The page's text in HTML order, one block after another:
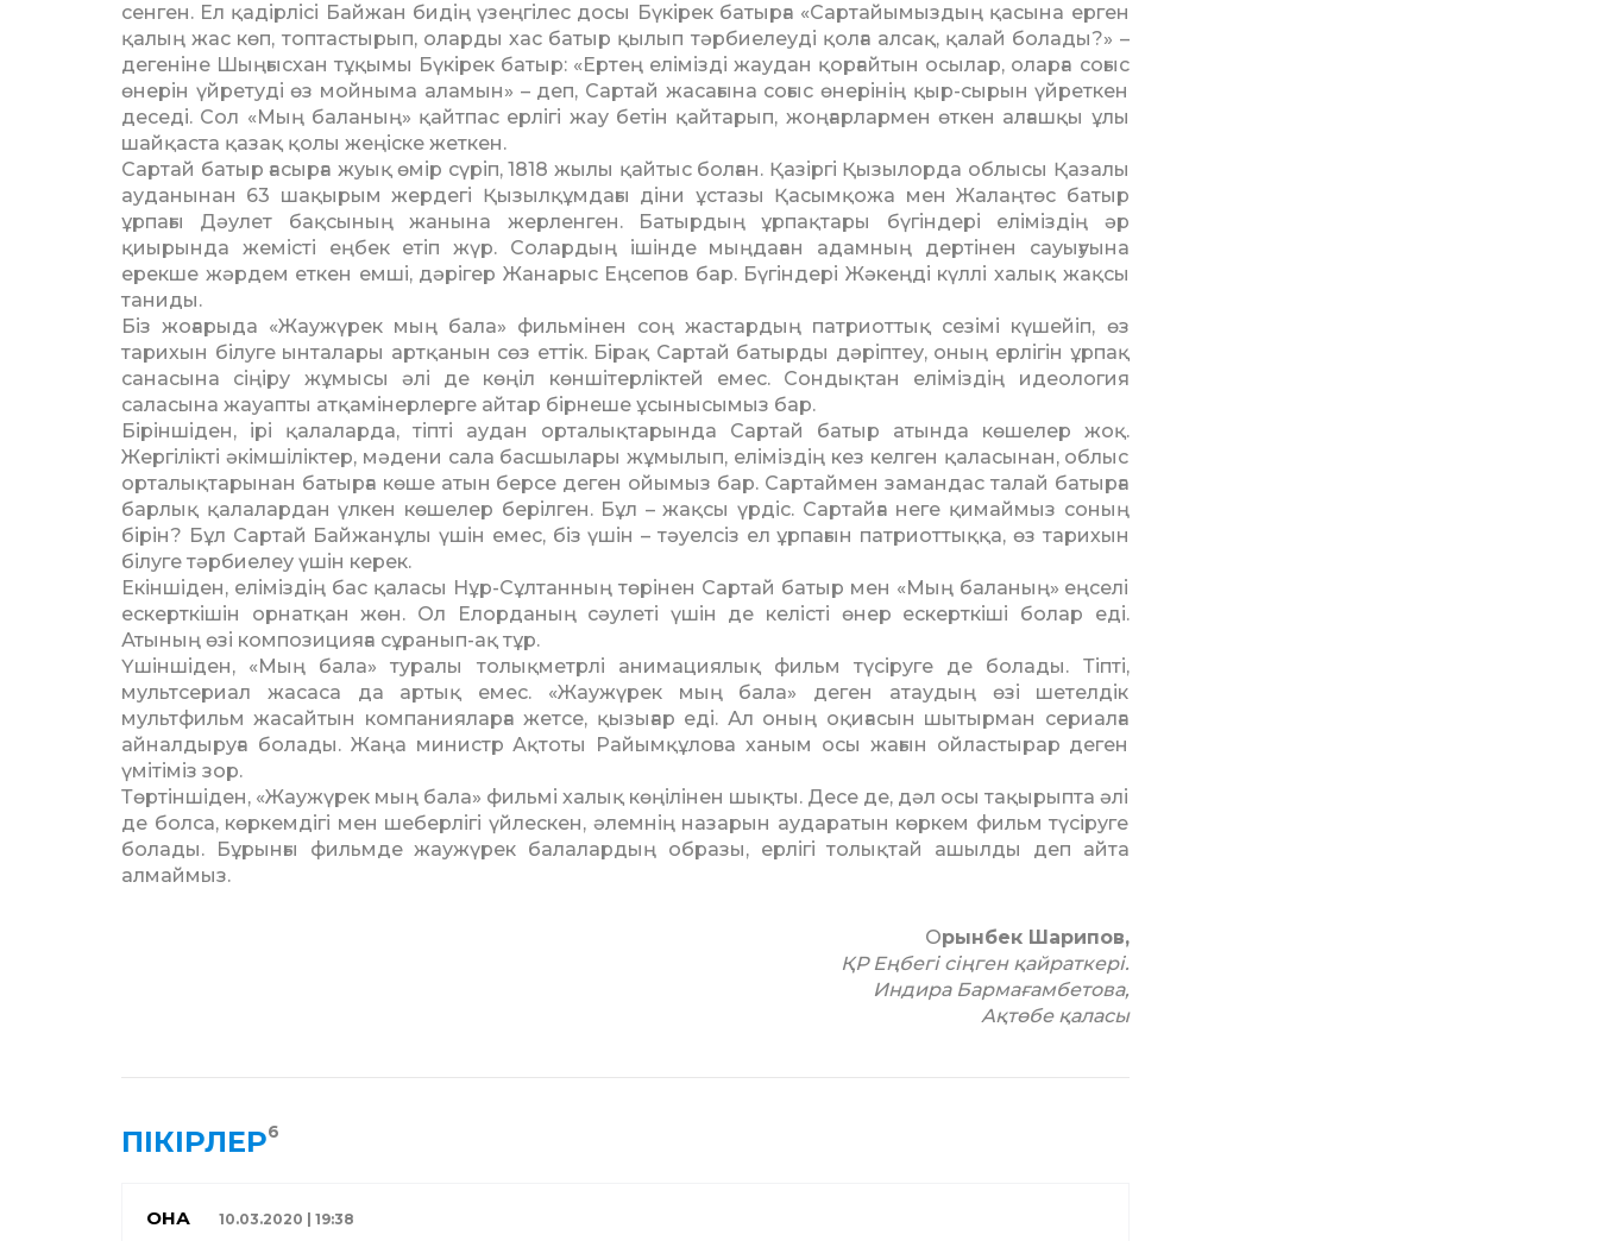
сенген. Ел қадірлісі Байжан бидің үзең­гі­лес досы Бүкірек батырға «Сарта­йы­мыздың қасына ерген
қалың жас көп, топтастырып, оларды хас батыр қылып тәрбиелеуді қол­ға алсақ, қалай болады?» –
де­ге­ніне Шыңғысхан тұқымы Бүкірек батыр: «Ертең елімізді жаудан қорғайтын осылар, оларға соғыс
өнерін үйретуді өз мойныма аламын» – деп, Сартай жасағына соғыс өнерінің қыр-сырын үйреткен
деседі. Сол «Мың баланың» қайтпас ерлігі жау бетін қайтарып, жоңғарлармен өткен алғашқы ұлы
шайқаста қазақ қолы жеңіске жеткен.
Сартай батыр ғасырға жуық өмір сүріп, 1818 жылы қайтыс болған. Қазіргі Қызылорда облысы Қазалы
ауданынан 63 ша­қырым жердегі Қызылқұмдағы діни ұстазы Қасымқожа мен Жалаңтөс батыр
ұрпағы Дәулет бақсының жанына жерленген. Батырдың ұрпақтары бүгіндері еліміздің әр
қиырында жемісті еңбек етіп жүр. Солардың ішінде мыңдаған адамның дертінен сауығуына
ерекше жәрдем еткен емші, дәрігер Жанарыс Еңсепов бар. Бүгіндері Жәкеңді күллі халық жақсы
таниды.
Біз жоғарыда «Жаужүрек мың бала» фильмінен соң жастардың патриоттық сезімі күшейіп, өз
тарихын білуге ынталары артқанын сөз еттік. Бірақ Сартай батырды дәріптеу, оның ерлігін ұрпақ
санасына сіңіру жұмысы әлі де көңіл көншітерліктей емес. Сондықтан еліміздің идеология
саласына жауапты атқамінерлерге айтар бірнеше ұсынысымыз бар.
Біріншіден, ірі қалаларда, тіпті аудан орталықтарында Сартай батыр атында көшелер жоқ.
Жергілікті әкімшіліктер, мәдени сала басшылары жұмылып, еліміз­дің кез келген қаласынан, облыс
орталықтарынан батырға көше атын берсе деген ойымыз бар. Сартаймен замандас талай батырға
барлық қалалардан үлкен көшелер берілген. Бұл – жақсы үрдіс. Сартайға неге қимаймыз соның
бірін? Бұл Сартай Байжанұлы үшін емес, біз үшін – тәуелсіз ел ұрпағын патриоттыққа, өз тарихын
білуге тәрбиелеу үшін керек.
Екіншіден, еліміздің бас қала­сы Нұр-Сұлтанның төрінен Сартай батыр мен «Мың баланың» еңселі
ескерткішін орнатқан жөн. Ол Елорданың сәулеті үшін де ке­лісті өнер ескерткіші болар еді.
Атының өзі композицияға сұра­нып-ақ тұр.
Үшіншіден, «Мың бала» туралы толықметрлі анимациялық фильм түсіруге де болады. Тіпті,
мультсериал жасаса да артық емес. «Жаужүрек мың бала» деген атаудың өзі шетелдік
мультфильм жасайтын компанияларға жетсе, қызығар еді. Ал оның оқиғасын шытырман сериалға
айналдыруға болады. Жаңа министр Ақтоты Райымқұлова ханым осы жағын ойластырар деген
үмітіміз зор.
Төртіншіден, «Жаужүрек мың бала» фильмі халық көңілінен шықты. Десе де, дәл осы тақырып­та әлі
де болса, көркемдігі мен шеберлігі үйлескен, әлемнің назарын аударатын көркем фильм түсіруге
болады. Бұрынғы фильм­де жаужүрек балалардың образы, ерлігі толықтай ашылды деп айта
алмаймыз.
Орынбек Шарипов,
ҚР Еңбегі сіңген қайраткері.
Индира Бармағамбетова,
Ақтөбе қаласы
ПІКІРЛЕР6
ҚОНАҚ 10.03.2020 | 19:38